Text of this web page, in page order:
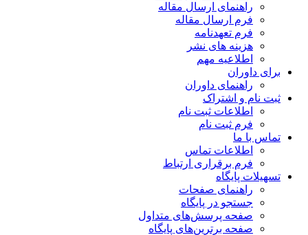
راهنمای ارسال مقاله
فرم ارسال مقاله
فرم تعهدنامه
هزینه های نشر
اطلاعیه مهم
برای داوران
راهنمای داوران
ثبت نام و اشتراک
اطلاعات ثبت نام
فرم ثبت نام
تماس با ما
اطلاعات تماس
فرم برقراری ارتباط
تسهیلات پایگاه
راهنمای صفحات
جستجو در پایگاه
صفحه پرسش‌های متداول
صفحه برترین‌های پایگاه